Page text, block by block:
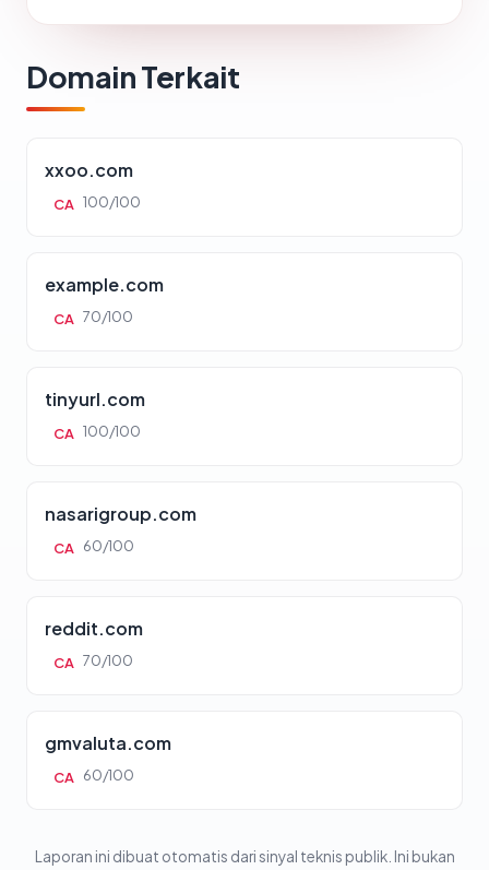
Domain Terkait
xxoo.com
CA 100/100
example.com
CA 70/100
tinyurl.com
CA 100/100
nasarigroup.com
CA 60/100
reddit.com
CA 70/100
gmvaluta.com
CA 60/100
Laporan ini dibuat otomatis dari sinyal teknis publik. Ini bukan